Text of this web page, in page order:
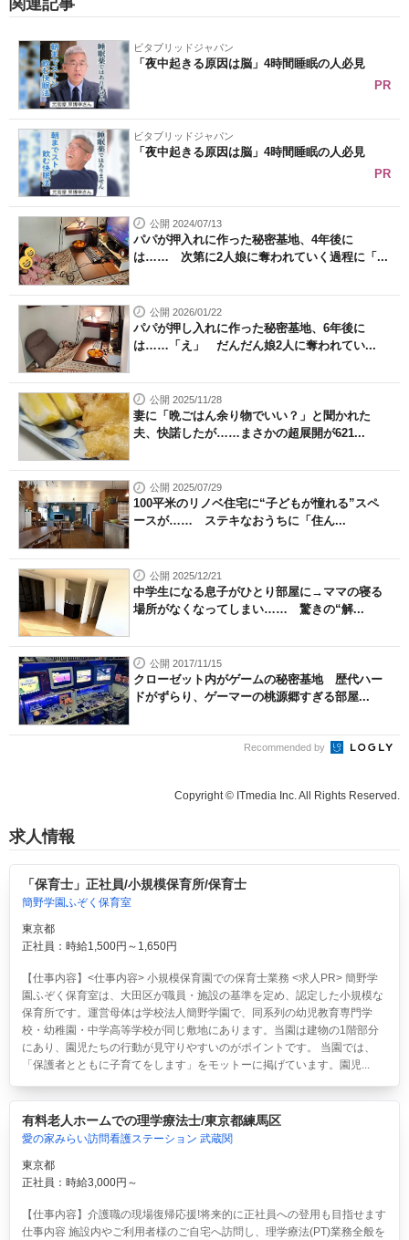
関連記事
ビタブリッドジャパン
「夜中起きる原因は脳」4時間睡眠の人必見
PR
ビタブリッドジャパン
「夜中起きる原因は脳」4時間睡眠の人必見
PR
公開 2024/07/13
パパが押入れに作った秘密基地、4年後に
は…… 次第に2人娘に奪われていく過程に「...
公開 2026/01/22
パパが押し入れに作った秘密基地、6年後に
は……「え」 だんだん娘2人に奪われてい...
公開 2025/11/28
妻に「晩ごはん余り物でいい？」と聞かれた
夫、快諾したが……まさかの超展開が621...
公開 2025/07/29
100平米のリノベ住宅に“子どもが憧れる”スペ
ースが…… ステキなおうちに「住ん...
公開 2025/12/21
中学生になる息子がひとり部屋に→ママの寝る
場所がなくなってしまい…… 驚きの“解...
公開 2017/11/15
クローゼット内がゲームの秘密基地 歴代ハー
ドがずらり、ゲーマーの桃源郷すぎる部屋...
Recommended by
Copyright © ITmedia Inc. All Rights Reserved.
求人情報
「保育士」正社員/小規模保育所/保育士
簡野学園ふぞく保育室
東京都
正社員：時給1,500円～1,650円
【仕事内容】<仕事内容> 小規模保育園での保育士業務 <求人PR> 簡野学
園ふぞく保育室は、大田区が職員・施設の基準を定め、認定した小規模な
保育所です。運営母体は学校法人簡野学園で、同系列の幼児教育専門学
校・幼稚園・中学高等学校が同じ敷地にあります。当園は建物の1階部分
にあり、園児たちの行動が見守りやすいのがポイントです。 当園では、
「保護者とともに子育てをします」をモットーに掲げています。園児...
有料老人ホームでの理学療法士/東京都練馬区
愛の家みらい訪問看護ステーション 武蔵関
東京都
正社員：時給3,000円～
【仕事内容】介護職の現場復帰応援!将来的に正社員への登用も目指せます
仕事内容 施設内やご利用者様のご自宅へ訪問し、理学療法(PT)業務全般を